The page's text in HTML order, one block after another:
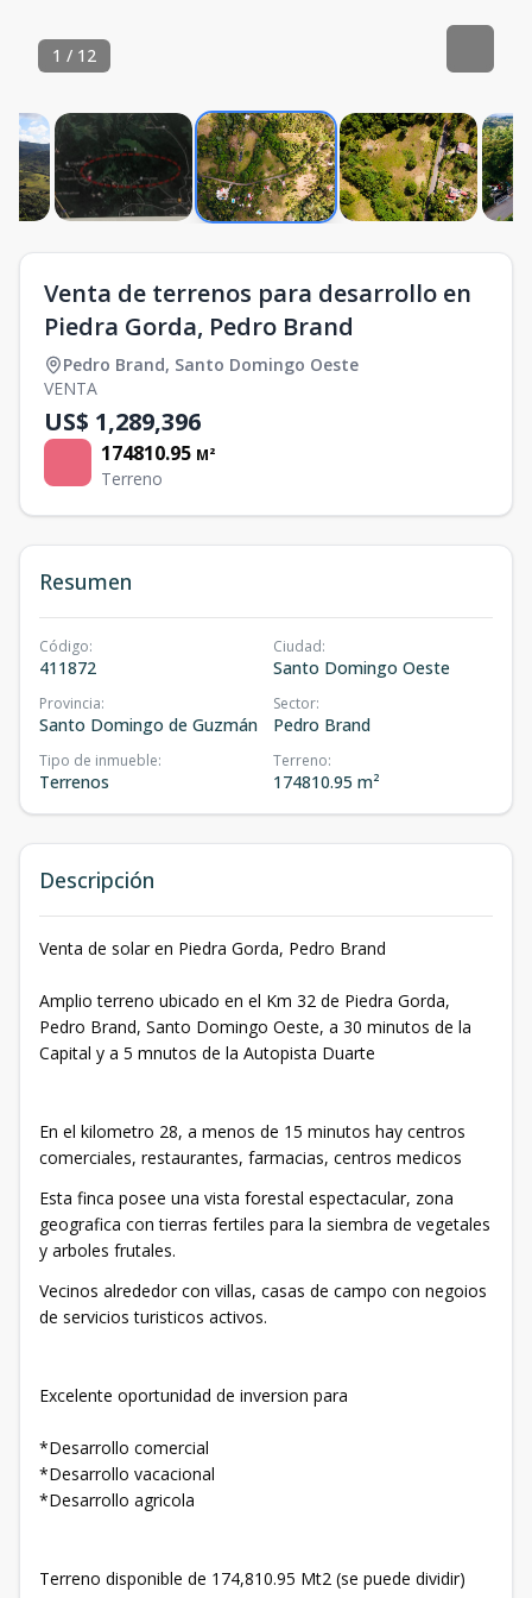
1 / 12
Venta de terrenos para desarrollo en
Piedra Gorda, Pedro Brand
Pedro Brand, Santo Domingo Oeste
VENTA
US$ 1,289,396
174810.95 M²
Terreno
Resumen
Código:
411872
Ciudad:
Santo Domingo Oeste
Provincia:
Santo Domingo de Guzmán
Sector:
Pedro Brand
Tipo de inmueble:
Terrenos
Terreno:
174810.95 m²
Descripción
Venta de solar en Piedra Gorda, Pedro Brand
Amplio terreno ubicado en el Km 32 de Piedra Gorda,
Pedro Brand, Santo Domingo Oeste, a 30 minutos de la
Capital y a 5 mnutos de la Autopista Duarte
En el kilometro 28, a menos de 15 minutos hay centros
comerciales, restaurantes, farmacias, centros medicos
Esta finca posee una vista forestal espectacular, zona
geografica con tierras fertiles para la siembra de vegetales
y arboles frutales.
Vecinos alrededor con villas, casas de campo con negoios
de servicios turisticos activos.
Excelente oportunidad de inversion para
*Desarrollo comercial
*Desarrollo vacacional
*Desarrollo agricola
Terreno disponible de 174,810.95 Mt2 (se puede dividir)